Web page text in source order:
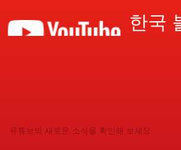
한국
유튜브의 새로운 소식을 확인해 보세요